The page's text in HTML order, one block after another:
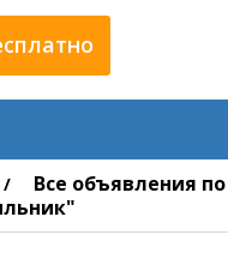
/
Все объявления по